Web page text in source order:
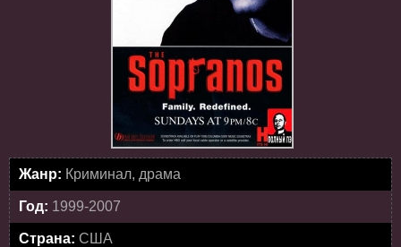
Жанр: Криминал, драма
Год: 1999-2007
Страна: США